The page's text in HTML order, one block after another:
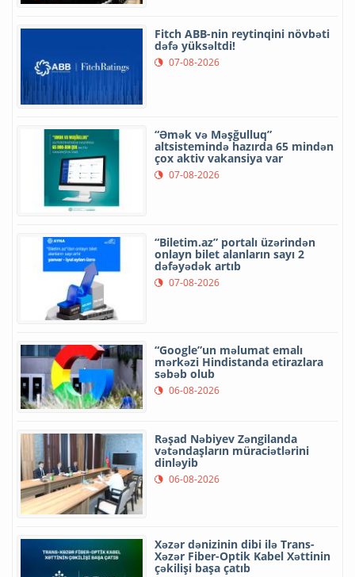
Fitch ABB-nin reytinqini növbəti
dəfə yüksəltdi!
07-08-2026
“Əmək və Məşğulluq”
altsistemində hazırda 65 mindən
çox aktiv vakansiya var
07-08-2026
“Biletim.az” portalı üzərindən
onlayn bilet alanların sayı 2
dəfəyədək artıb
07-08-2026
“Google”un məlumat emalı
mərkəzi Hindistanda etirazlara
səbəb olub
06-08-2026
Rəşad Nəbiyev Zəngilanda
vətəndaşların müraciətlərini
dinləyib
06-08-2026
Xəzər dənizinin dibi ilə Trans-
Xəzər Fiber-Optik Kabel Xəttinin
çəkilişi başa çatıb